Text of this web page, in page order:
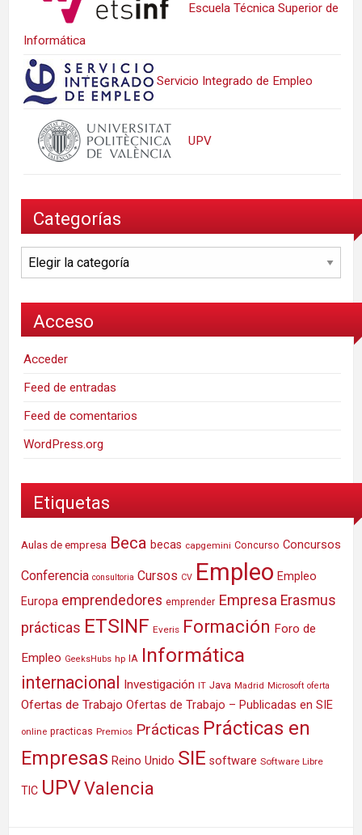
Escuela Técnica Superior de
Informática
Servicio Integrado de Empleo
UPV
Categorías
Categorías
Acceso
Acceder
Feed de entradas
Feed de comentarios
WordPress.org
Etiquetas
Aulas de empresa Beca becas capgemini Concurso Concursos
Conferencia consultoria Cursos CV Empleo Empleo
Europa emprendedores emprender Empresa Erasmus
prácticas ETSINF Everis Formación Foro de
Empleo GeeksHubs hp IA Informática
internacional Investigación IT Java Madrid Microsoft oferta
Ofertas de Trabajo Ofertas de Trabajo – Publicadas en SIE
online practicas Premios Prácticas Prácticas en
Empresas Reino Unido SIE software Software Libre
TIC UPVValencia